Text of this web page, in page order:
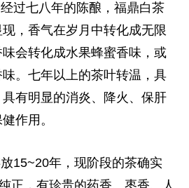
过七八年的陈酿，福鼎白茶
，香气在岁月中转化成无限
会转化成水果蜂蜜香味，或
。七年以上的茶叶转温，具
有明显的消炎、降火、保肝
作用。
15~20年，现阶段的茶确实
正，有珍贵的药香、枣香、人